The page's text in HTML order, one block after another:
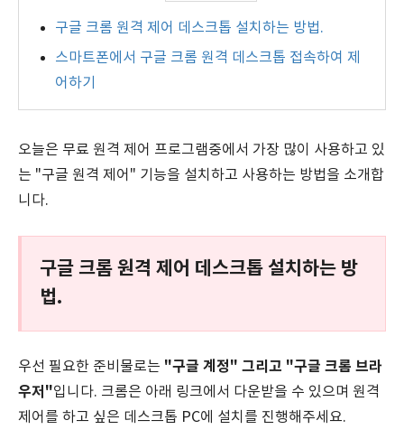
구글 크롬 원격 제어 데스크톱 설치하는 방법.
스마트폰에서 구글 크롬 원격 데스크톱 접속하여 제
어하기
오늘은 무료 원격 제어 프로그램중에서 가장 많이 사용하고 있
는 "구글 원격 제어" 기능을 설치하고 사용하는 방법을 소개합
니다.
구글 크롬 원격 제어 데스크톱 설치하는 방
법.
우선 필요한 준비물로는 "구글 계정" 그리고 "구글 크롬 브라
우저"입니다. 크롬은 아래 링크에서 다운받을 수 있으며 원격
제어를 하고 싶은 데스크톱 PC에 설치를 진행해주세요.